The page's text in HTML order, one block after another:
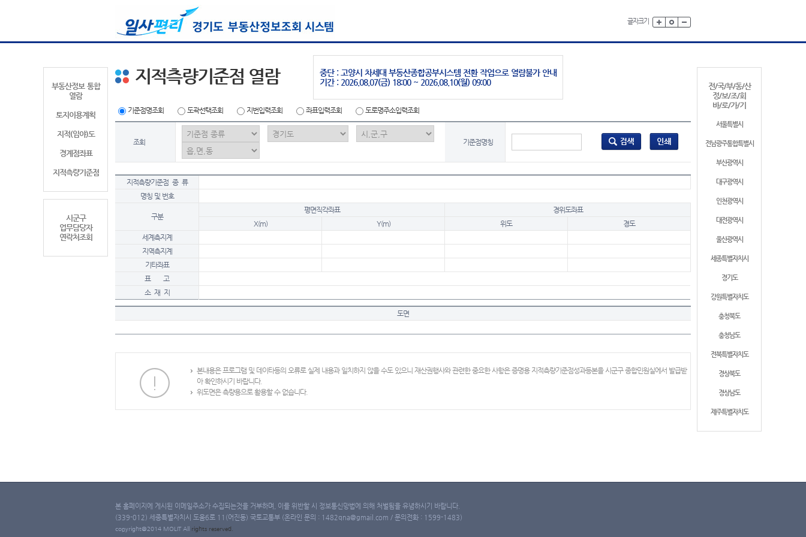
글자크기
부동산정보 통합
열람
토지이용계획
지적(임야)도
경계점좌표
지적측량기준점
시군구
업무담당자
연락처조회
전/국/부/동/산
정/보/조/회
바/로/가/기
서울특별시
전남광주통합특별시
부산광역시
대구광역시
인천광역시
대전광역시
울산광역시
세종특별자치시
경기도
강원특별자치도
충청북도
충청남도
전북특별자치도
경상북도
경상남도
제주특별자치도
중단 : 고양시 차세대 부동산종합공부시스템 전환 작업으로 열람불가 안내
기간 : 2026.08.07(금) 18:00 ~ 2026.08.10(월) 09:00
지적측량기준점 열람
기준점명조회 도곽선택조회 지번입력조회 좌표입력조회 도로명주소입력조회
조회 기준점명칭
지적측량기준점 종 류
명칭 및 번호
구분
평면직각좌표
경위도좌표
X(m)
Y(m) 위도
경도
세계측지계
지역측지계
기타좌표
표 고
소 재 지
도면
본내용은 프로그램 및 데이타등의 오류로 실제 내용과 일치하지 않을 수도 있으니 재산권행사와 관련한 중요한 사항은 증명용 지적측량기준점성과등본을 시군구 종합민원실에서 발급받
아 확인하시기 바랍니다.
위도면은 측량용으로 활용할 수 없습니다.
본 홈페이지에 게시된 이메일주소가 수집되는것을 거부하며, 이를 위반할 시 정보통신망법에 의해 처벌됨을 유념하시기 바랍니다.
(339-012) 세종특별자치시 도움6로 11(어진동) 국토교통부 (온라인 문의 : 1482qna@gmail.com / 문의전화 : 1599-1483)
copyright@2014 MOLIT All rights reserved.